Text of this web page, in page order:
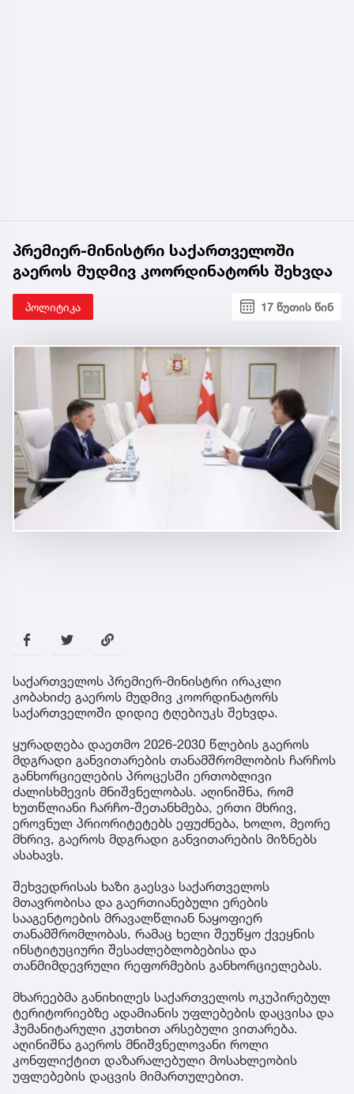
პრემიერ-მინისტრი საქართველოში
გაეროს მუდმივ კოორდინატორს შეხვდა
პოლიტიკა 17 წუთის წინ
საქართველოს პრემიერ-მინისტრი ირაკლი
კობახიძე გაეროს მუდმივ კოორდინატორს
საქართველოში დიდიე ტღებიუკს შეხვდა.
ყურადღება დაეთმო 2026-2030 წლების გაეროს
მდგრადი განვითარების თანამშრომლობის ჩარჩოს
განხორციელების პროცესში ერთობლივი
ძალისხმევის მნიშვნელობას. აღინიშნა, რომ
ხუთწლიანი ჩარჩო-შეთანხმება, ერთი მხრივ,
ეროვნულ პრიორიტეტებს ეფუძნება, ხოლო, მეორე
მხრივ, გაეროს მდგრადი განვითარების მიზნებს
ასახავს.
შეხვედრისას ხაზი გაესვა საქართველოს
მთავრობისა და გაერთიანებული ერების
სააგენტოების მრავალწლიან ნაყოფიერ
თანამშრომლობას, რამაც ხელი შეუწყო ქვეყნის
ინსტიტუციური შესაძლებლობებისა და
თანმიმდევრული რეფორმების განხორციელებას.
მხარეებმა განიხილეს საქართველოს ოკუპირებულ
ტერიტორიებზე ადამიანის უფლებების დაცვისა და
ჰუმანიტარული კუთხით არსებული ვითარება.
აღინიშნა გაეროს მნიშვნელოვანი როლი
კონფლიქტით დაზარალებული მოსახლეობის
უფლებების დაცვის მიმართულებით.